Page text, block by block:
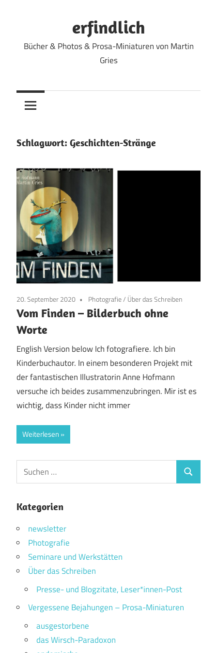
erfindlich
Bücher & Photos & Prosa-Miniaturen von Martin
Gries
Schlagwort: Geschichten-Stränge
20. September 2020 Photografie/ Über das Schreiben
Vom Finden – Bilderbuch ohne
Worte
English Version below Ich fotografiere. Ich bin
Kinderbuchautor. In einem besonderen Projekt mit
der fantastischen Illustratorin Anne Hofmann
versuche ich beides zusammenzubringen. Mir ist es
wichtig, dass Kinder nicht immer
Weiterlesen
Suchen
nach:
Suchen
Kategorien
newsletter
Photografie
Seminare und Werkstätten
Über das Schreiben
Presse- und Blogzitate, Leser*innen-Post
Vergessene Bejahungen – Prosa-Miniaturen
ausgestorbene
das Wirsch-Paradoxon